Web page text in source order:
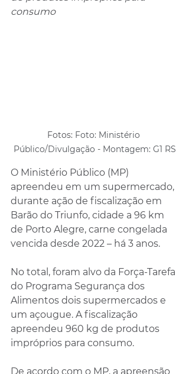
consumo
Fotos: Foto: Ministério
Público/Divulgação - Montagem: G1 RS
O Ministério Público (MP)
apreendeu em um supermercado,
durante ação de fiscalização em
Barão do Triunfo, cidade a 96 km
de Porto Alegre, carne congelada
vencida desde 2022 – há 3 anos.
No total, foram alvo da Força-Tarefa
do Programa Segurança dos
Alimentos dois supermercados e
um açougue. A fiscalização
apreendeu 960 kg de produtos
impróprios para consumo.
De acordo com o MP, a apreensão